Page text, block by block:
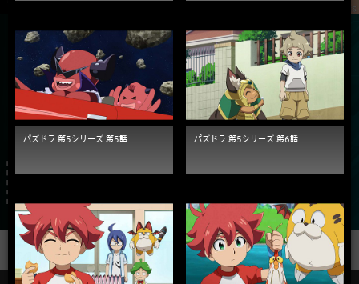
パズドラ 第5シリーズ 第5話 パズドラ 第5シリーズ 第6話